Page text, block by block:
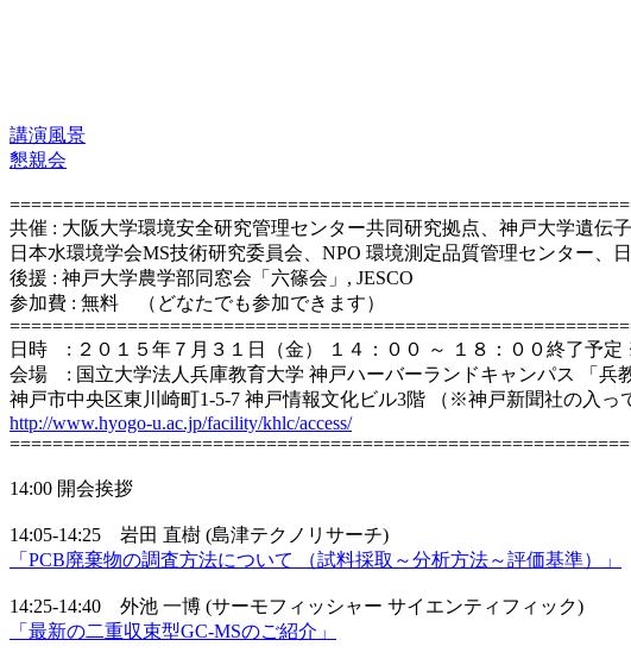
講演風景
懇親会
共催 : 大阪大学環境安全研究管理センター共同研究拠点、神戸大学遺伝
日本水環境学会MS技術研究委員会、NPO 環境測定品質管理センター、
後援 : 神戸大学農学部同窓会「六篠会」, JESCO
参加費 : 無料 （どなたでも参加できます）
日時 : ２０１５年７月３１日（金） １４：００ ～ １８：００終了予定
会場 : 国立大学法人兵庫教育大学 神戸ハーバーランドキャンパス 「兵
神戸市中央区東川崎町1-5-7 神戸情報文化ビル3階 （※神戸新聞社の入っ
http://www.hyogo-u.ac.jp/facility/khlc/access/
14:00 開会挨拶
14:05-14:25 岩田 直樹 (島津テクノリサーチ)
「PCB廃棄物の調査方法について （試料採取～分析方法～評価基準）」
14:25-14:40 外池 一博 (サーモフィッシャー サイエンティフィック)
「最新の二重収束型GC-MSのご紹介」